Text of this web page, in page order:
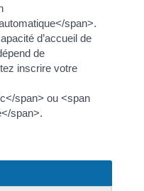
span>.
d’accueil de
de
inscrire votre
span> ou <span
span>.